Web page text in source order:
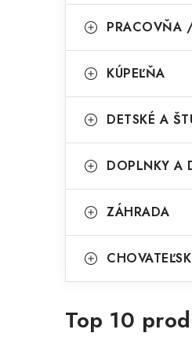
l
PRACOVŇA
KÚPEĽŇA
DETSKÉ A
DOPLNKY A
ZÁHRADA
Top 10